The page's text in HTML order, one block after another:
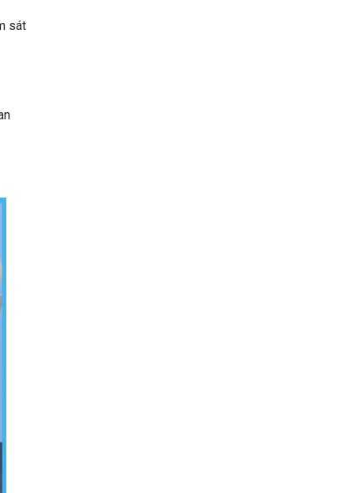
sát